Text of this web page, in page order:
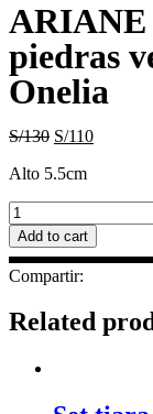
ARIANE
piedras
Onelia
S/130 S/110
Alto 5.5cm
ARIANE
-
Tiara
dorada
piedras
verdes
Add to cart
Compartir:
Related